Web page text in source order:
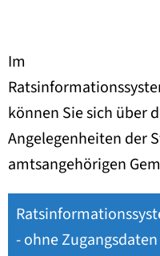
Im
können Sie sich über
Angelegenheiten der
amtsangehörigen
- ohne Zugangsdaten